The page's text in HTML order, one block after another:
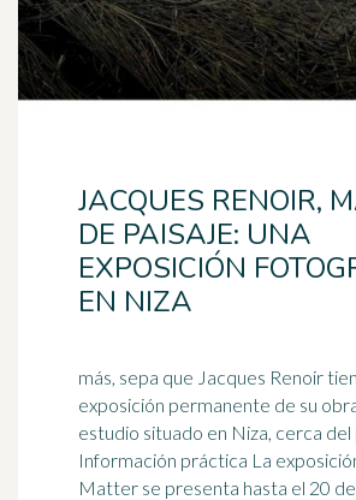
JACQUES RENOIR,
DE PAISAJE: UNA
EXPOSICIÓN
EN NIZA
más, sepa que Jacques Renoir
exposición permanente de su
estudio situado en Niza, cerca
Información práctica La
Matter se presenta hasta el 20